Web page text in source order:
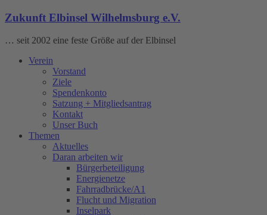
Zukunft Elbinsel Wilhelmsburg e.V.
… seit 2002 eine feste Größe auf der Elbinsel
Verein
Vorstand
Ziele
Spendenkonto
Satzung + Mitgliedsantrag
Kontakt
Unser Buch
Themen
Aktuelles
Daran arbeiten wir
Bürgerbeteiligung
Energienetze
Fahrradbrücke/A1
Flucht und Migration
Inselpark